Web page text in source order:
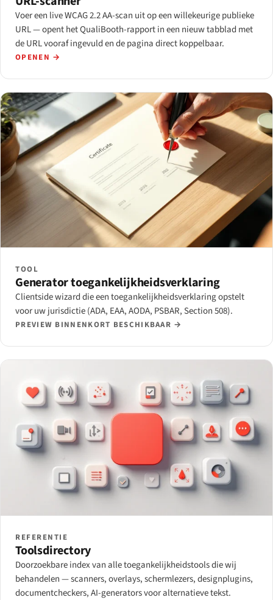
Voer een live WCAG 2.2 AA-scan uit op een willekeurige publieke
URL — opent het QualiBooth-rapport in een nieuw tabblad met
de URL vooraf ingevuld en de pagina direct koppelbaar.
OPENEN →
TOOL
Generator toegankelijkheidsverklaring
Clientside wizard die een toegankelijkheidsverklaring opstelt
voor uw jurisdictie (ADA, EAA, AODA, PSBAR, Section 508).
PREVIEW BINNENKORT BESCHIKBAAR →
REFERENTIE
Toolsdirectory
Doorzoekbare index van alle toegankelijkheidstools die wij
behandelen — scanners, overlays, schermlezers, designplugins,
documentcheckers, AI-generators voor alternatieve tekst.